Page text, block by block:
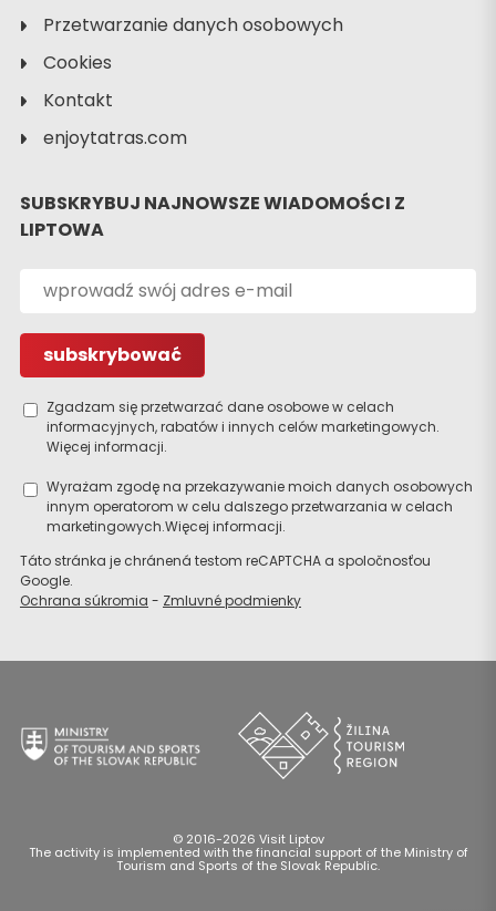
Szukaj
noclegu
Przetwarzanie danych osobowych
Cookies
Kontakt
enjoytatras.com
SUBSKRYBUJ NAJNOWSZE WIADOMOŚCI Z
LIPTOWA
Zgadzam się przetwarzać dane osobowe w celach
informacyjnych, rabatów i innych celów marketingowych.
Więcej informacji.
Wyrażam zgodę na przekazywanie moich danych osobowych
innym operatorom w celu dalszego przetwarzania w celach
marketingowych.Więcej informacji.
Táto stránka je chránená testom reCAPTCHA a spoločnosťou
Google.
Ochrana súkromia - Zmluvné podmienky
© 2016-2026 Visit Liptov
The activity is implemented with the financial support of the Ministry of
Tourism and Sports of the Slovak Republic.